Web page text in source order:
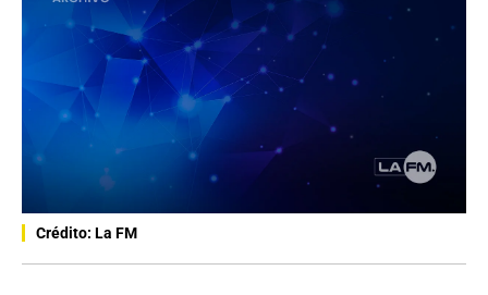
Crédito: La FM